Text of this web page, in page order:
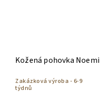
Kožená pohovka Noemi
Zakázková výroba - 6-9
týdnů